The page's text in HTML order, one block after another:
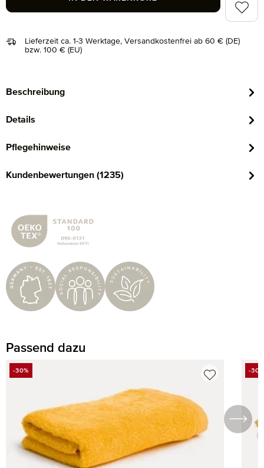
Lieferzeit ca. 1-3 Werktage, Versandkostenfrei ab 60 € (DE)
bzw. 100 € (EU)
Beschreibung
Details
Pflegehinweise
Kundenbewertungen (1235)
Passend dazu
Produktgalerie überspringen
RABATT
-30% -